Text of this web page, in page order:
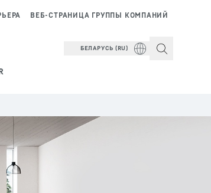
ВЕБ-СТРАНИЦА ГРУППЫ КОМПАНИЙ
БЕЛАРУСЬ (RU)